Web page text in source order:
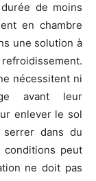
de moins
en chambre
une solution à
nécessitent ni
avant leur
enlever le sol
dans du
conditions peut
ne doit pas